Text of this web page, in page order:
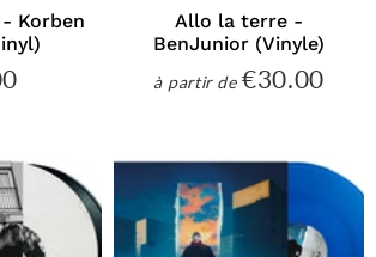
- Korben
Allo la terre -
BenJunior (Vinyle)
à partir dePrix
€30.00